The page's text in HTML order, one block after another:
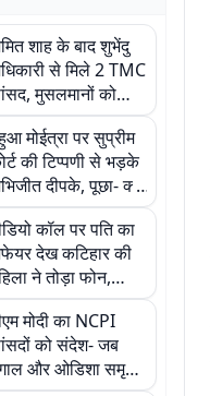
शाह के बाद शुभेंदु
से मिले 2 TMC
मुसलमानों को
बनाने का लगाया
मोईत्रा पर सुप्रीम
की टिप्पणी से भड़के
दीपके, पूछा- क्या
सीने पर गोली खायें?
कॉल पर पति का
देख कटिहार की
ने तोड़ा फोन,
वालों ने खंभे से
जिंदा जलाया
मोदी का NCPI
को संदेश- जब
और ओडिशा समृद्ध